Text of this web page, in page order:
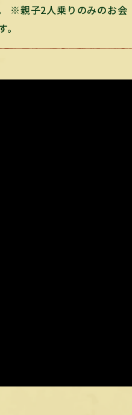
※親子2人乗りのみのお会